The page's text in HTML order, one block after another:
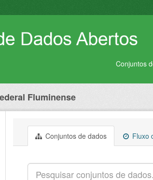
Conjuntos
Fluminense
Conjuntos de dados Fluxo